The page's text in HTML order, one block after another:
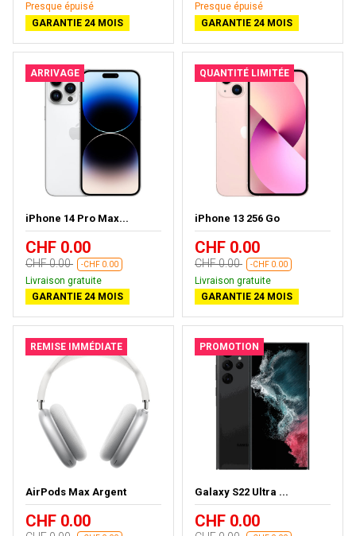
Presque épuisé
GARANTIE 24 MOIS
Presque épuisé
GARANTIE 24 MOIS
ARRIVAGE
iPhone 14 Pro Max...
CHF 0.00
CHF 0.00 -CHF 0.00
Livraison gratuite
GARANTIE 24 MOIS
QUANTITÉ LIMITÉE
iPhone 13 256 Go
CHF 0.00
CHF 0.00 -CHF 0.00
Livraison gratuite
GARANTIE 24 MOIS
REMISE IMMÉDIATE
AirPods Max Argent
CHF 0.00
PROMOTION
Galaxy S22 Ultra ...
CHF 0.00